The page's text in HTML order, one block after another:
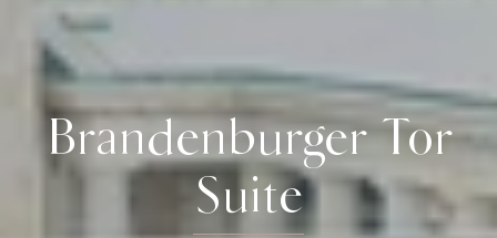
Brandenburger Tor
Suite